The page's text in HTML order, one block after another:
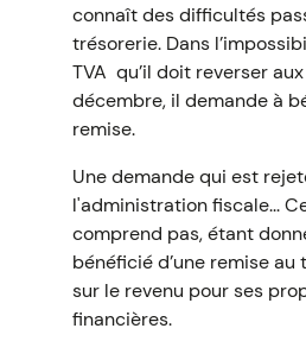
connaît des difficultés
trésorerie. Dans
TVA qu’il doit reverser
décembre, il demande à
remise.
Une demande qui est
l'administration fiscale...
comprend pas, étant
bénéficié d’une remise
sur le revenu pour ses
financières.